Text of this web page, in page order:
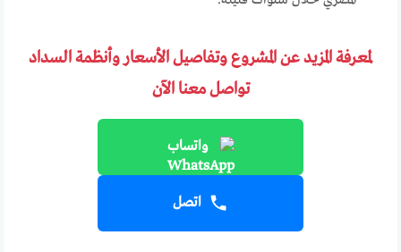
لمعرفة المزيد عن المشروع وتفاصيل الأسعار وأنظمة السداد
تواصل معنا الآن
واتساب
اتصل